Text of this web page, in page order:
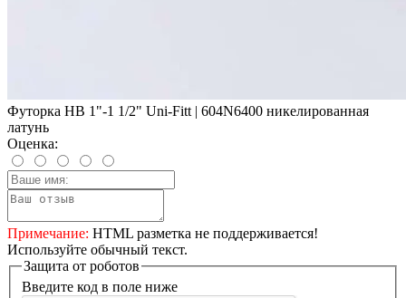
Футорка НВ 1"-1 1/2" Uni-Fitt | 604N6400 никелированная
латунь
Оценка:
Примечание: HTML разметка не поддерживается!
Используйте обычный текст.
Защита от роботов
Введите код в поле ниже